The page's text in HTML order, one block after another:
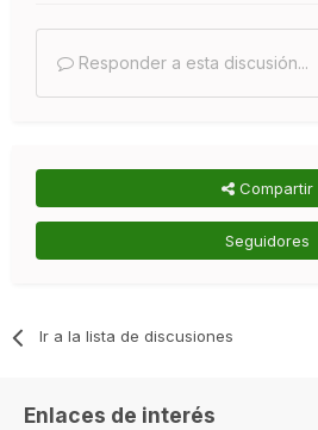
Responder a esta discusión...
Compartir
Seguidores
Ir a la lista de discusiones
Enlaces de interés